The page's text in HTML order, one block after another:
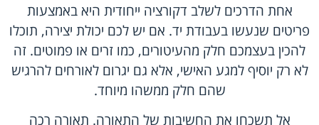
אחת הדרכים לשלב דקורציה ייחודית היא באמצעות
פריטים שנעשו בעבודת יד. אם יש לכם יכולת יצירה, תוכלו
להכין בעצמכם חלק מהעיטורים, כמו זרים או פמוטים. זה
לא רק יוסיף למגע האישי, אלא גם יגרום לאורחים להרגיש
שהם חלק ממשהו מיוחד.
אל תשכחו את החשיבות של התאורה. תאורה רכה